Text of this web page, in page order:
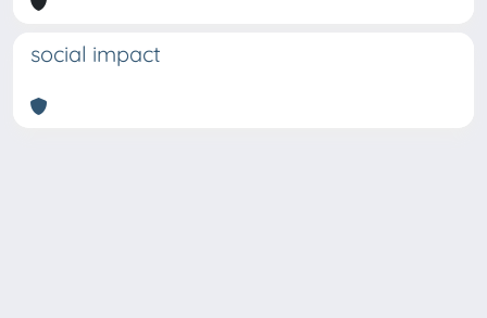
social impact